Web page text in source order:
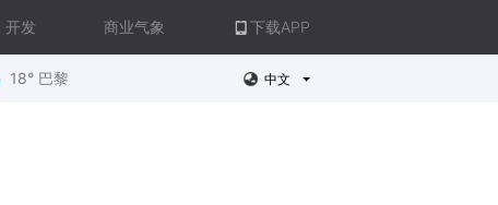
开发 商业气象 下载APP
18° 巴黎 中文